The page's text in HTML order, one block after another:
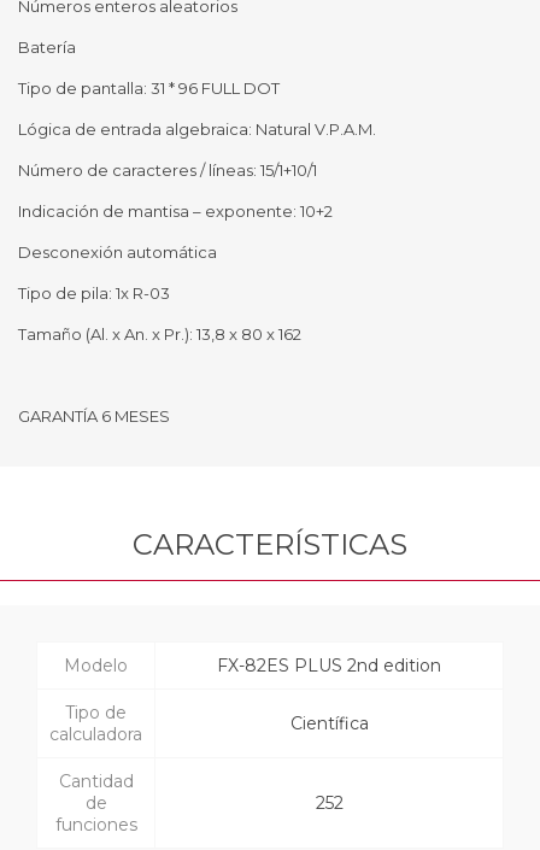
Números enteros aleatorios
Batería
Tipo de pantalla: 31 * 96 FULL DOT
Lógica de entrada algebraica: Natural V.P.A.M.
Número de caracteres / líneas: 15/1+10/1
Indicación de mantisa – exponente: 10+2
Desconexión automática
Tipo de pila: 1x R-03
Tamaño (Al. x An. x Pr.): 13,8 x 80 x 162
GARANTÍA 6 MESES
CARACTERÍSTICAS
Modelo FX-82ES PLUS 2nd edition
Tipo de
calculadora
Científica
Cantidad
de
funciones
252